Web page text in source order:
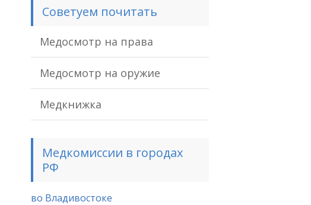
Советуем почитать
Медосмотр на права
Медосмотр на оружие
Медкнижка
Медкомиссии в городах
РФ
во Владивостоке